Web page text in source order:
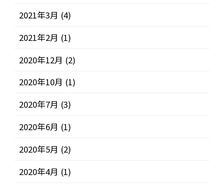
2021年3月 (4)
2021年2月 (1)
2020年12月 (2)
2020年10月 (1)
2020年7月 (3)
2020年6月 (1)
2020年5月 (2)
2020年4月 (1)